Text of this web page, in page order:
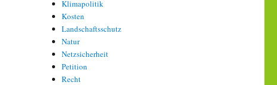
Klimapolitik
Kosten
Landschaftsschutz
Natur
Netzsicherheit
Petition
Recht